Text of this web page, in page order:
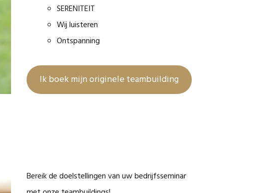
SERENITEIT
Wij luisteren
Ontspanning
Ik boek mijn originele teambuilding
Bereik de doelstellingen van uw bedrijfsseminar